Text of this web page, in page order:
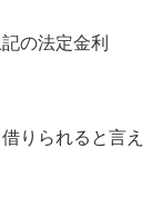
の法定金利
りられると言え